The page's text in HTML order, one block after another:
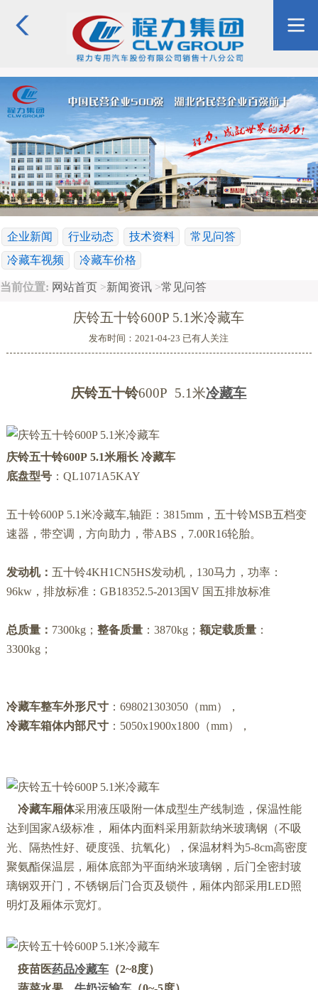
企业新闻 行业动态 技术资料
常见问答
冷藏车视频
冷藏车价格
当前位置: 网站首页 >新闻资讯 >常见问答
庆铃五十铃600P 5.1米冷藏车
发布时间：2021-04-23 已有人关注
庆铃五十铃600P 5.1米冷藏车
庆铃五十铃600P 5.1米厢长 冷藏车
底盘型号： QL1071A5KAY
五十铃600P 5.1米冷藏车,轴距：3815mm，五十铃MSB五档变
速器，带空调，方向助力，带ABS，7.00R16轮胎。
发动机： 五十铃4KH1CN5HS发动机，130马力 ，功率：
96kw，排放标准：GB18352.5-2013国V 国五排放标准
总质量： 7300kg； 整备质量： 3870kg； 额定载质量：
3300kg；
冷藏车整车外形尺寸： 698021303050（mm），
冷藏车箱体内部尺寸： 5050x1900x1800（mm），
冷藏车厢体采用液压吸附一体成型生产线制造，保温性能
达到国家A级标准， 厢体内面料采用新款纳米玻璃钢（不吸
光、隔热性好、硬度强、抗氧化），保温材料为5-8cm高密度
聚氨酯保温层，厢体底部为平面纳米玻璃钢，后门全密封玻
璃钢双开门，不锈钢后门合页及锁件，厢体内部采用LED照
明灯及厢体示宽灯。
疫苗医药品冷藏车（2~8度）